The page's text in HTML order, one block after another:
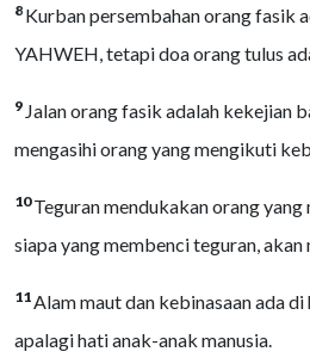
8 Kurban persembahan orang fasik
YAHWEH, tetapi doa orang tulus
9 Jalan orang fasik adalah kekejian
mengasihi orang yang mengikuti
10Teguran mendukakan orang
siapa yang membenci teguran,
11Alam maut dan kebinasaan ada
apalagi hati anak-anak manusia.